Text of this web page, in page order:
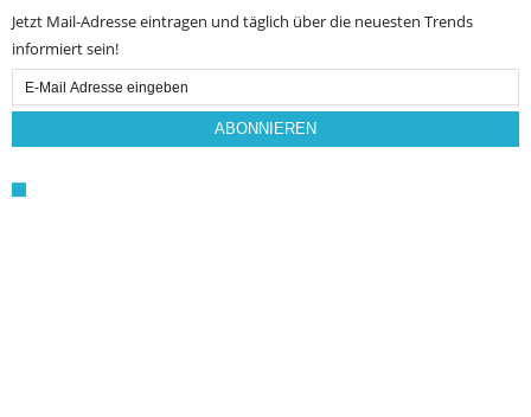
Jetzt Mail-Adresse eintragen und täglich über die neuesten Trends
informiert sein!
Email
Subscription
ABONNIEREN